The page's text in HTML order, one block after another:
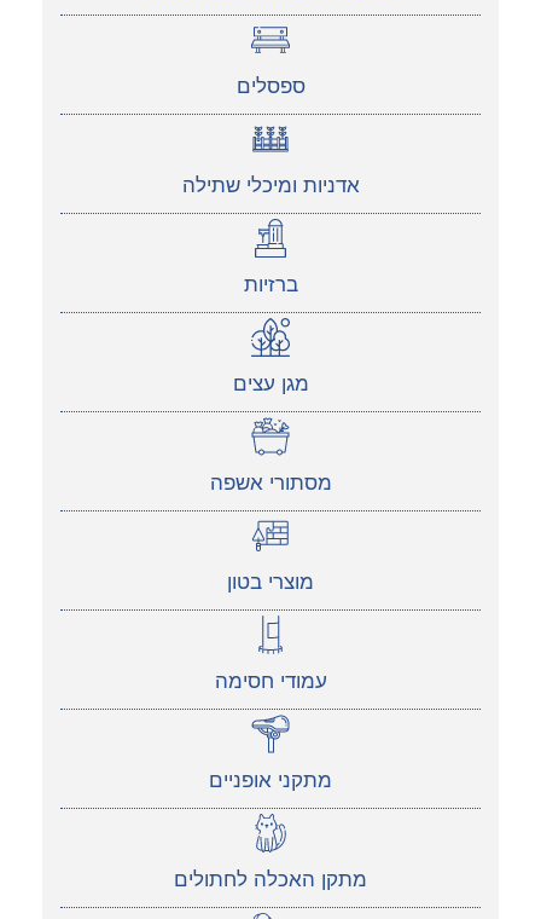
ספסלים
אדניות ומיכלי שתילה
ברזיות
מגן עצים
מסתורי אשפה
מוצרי בטון
עמודי חסימה
מתקני אופניים
מתקן האכלה לחתולים